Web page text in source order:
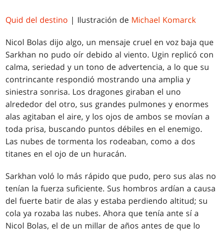
Quid del destino | Ilustración de Michael Komarck
Nicol Bolas dijo algo, un mensaje cruel en voz baja que
Sarkhan no pudo oír debido al viento. Ugin replicó con
calma, seriedad y un tono de advertencia, a lo que su
contrincante respondió mostrando una amplia y
siniestra sonrisa. Los dragones giraban el uno
alrededor del otro, sus grandes pulmones y enormes
alas agitaban el aire, y los ojos de ambos se movían a
toda prisa, buscando puntos débiles en el enemigo.
Las nubes de tormenta los rodeaban, como a dos
titanes en el ojo de un huracán.
Sarkhan voló lo más rápido que pudo, pero sus alas no
tenían la fuerza suficiente. Sus hombros ardían a causa
del fuerte batir de alas y estaba perdiendo altitud; su
cola ya rozaba las nubes. Ahora que tenía ante sí a
Nicol Bolas, el de un millar de años antes de que lo